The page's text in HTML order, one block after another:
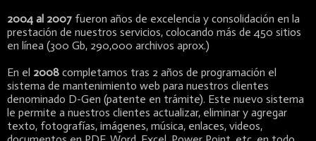
2004 al 2007 fueron años de excelencia y consolidación en la
prestación de nuestros servicios, colocando más de 450 sitios
en línea (300 Gb, 290,000 archivos aprox.)
En el 2008 completamos tras 2 años de programación el
sistema de mantenimiento web para nuestros clientes
denominado D-Gen (patente en trámite). Este nuevo sistema
le permite a nuestros clientes actualizar, eliminar y agregar
texto, fotografías, imágenes, música, enlaces, videos,